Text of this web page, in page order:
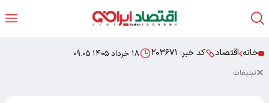
خانه اقتصاد کد خبر: ۲۰۳۶۷۱ ۱۸ خرداد ۱۴۰۵ ۰۹:۰۵
تبلیغات